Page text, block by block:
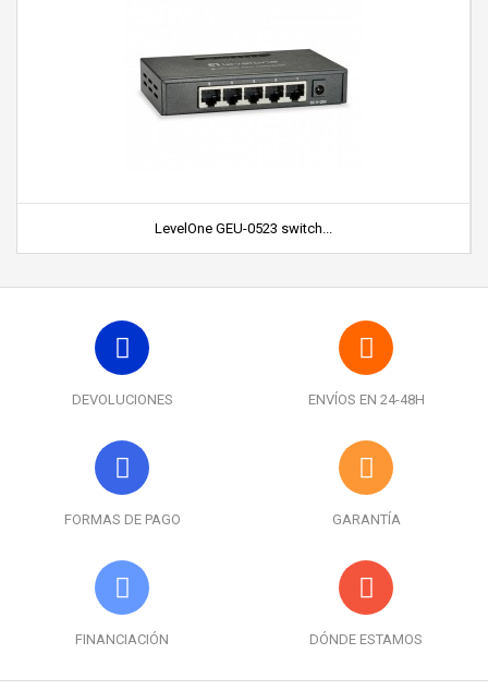
LevelOne GEU-0523 switch...
DEVOLUCIONES ENVÍOS EN 24-48H
FORMAS DE PAGO GARANTÍA
FINANCIACIÓN DÓNDE ESTAMOS